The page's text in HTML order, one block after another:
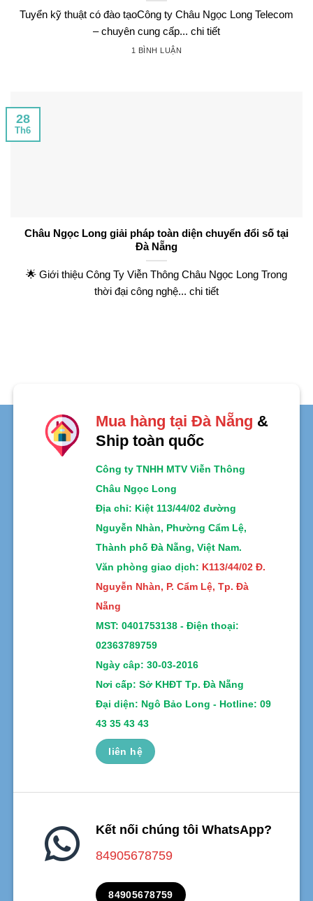
Tuyển kỹ thuật có đào tạoCông ty Châu Ngọc Long Telecom
– chuyên cung cấp... chi tiết
1 BÌNH LUẬN
Châu Ngọc Long giải pháp toàn diện chuyển đổi số tại
Đà Nẵng
🌟 Giới thiệu Công Ty Viễn Thông Châu Ngọc Long Trong
thời đại công nghệ... chi tiết
28
Th6
Mua hàng tại Đà Nẵng &
Ship toàn quốc
Công ty TNHH MTV Viễn Thông
Châu Ngọc Long
Địa chỉ: Kiệt 113/44/02 đường
Nguyễn Nhàn, Phường Cẩm Lệ,
Thành phố Đà Nẵng, Việt Nam.
Văn phòng giao dịch: K113/44/02 Đ.
Nguyễn Nhàn, P. Cẩm Lệ, Tp. Đà
Nẵng
MST: 0401753138 - Điện thoại:
02363789759
Ngày câp: 30-03-2016
Nơi cấp: Sở KHĐT Tp. Đà Nẵng
Đại diện: Ngô Bảo Long - Hotline: 09
43 35 43 43
liên hệ
Kết nối chúng tôi WhatsApp?
84905678759
84905678759